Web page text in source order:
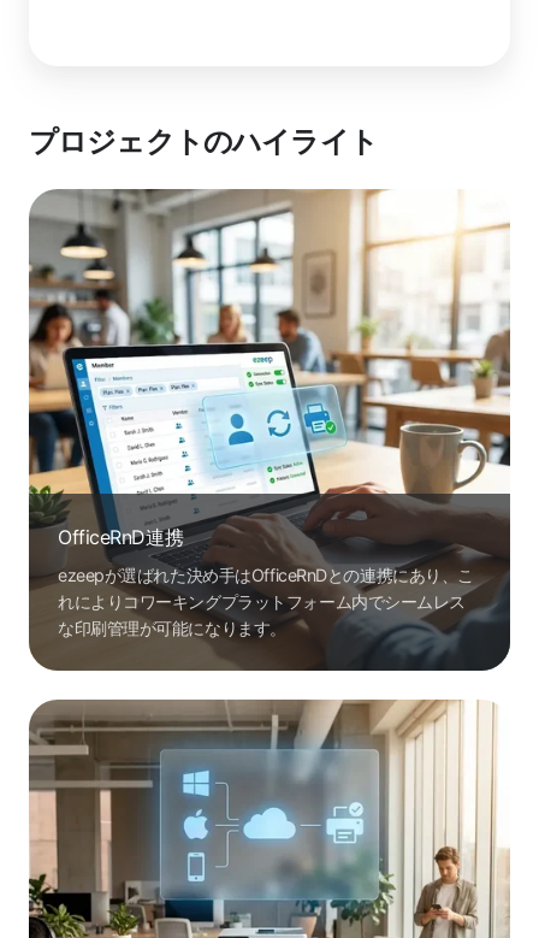
プロジェクトのハイライト
OfficeRnD連携
ezeepが選ばれた決め手はOfficeRnDとの連携にあり、こ
れによりコワーキングプラットフォーム内でシームレス
な印刷管理が可能になります。